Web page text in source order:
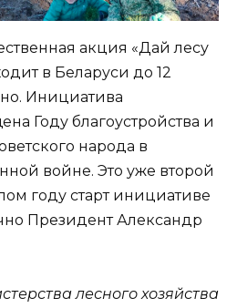
акция «Дай лесу
в Беларуси до 12
Инициатива
Году благоустройства и
народа в
войне. Это уже второй
году старт инициативе
Президент Александр
лесного хозяйства